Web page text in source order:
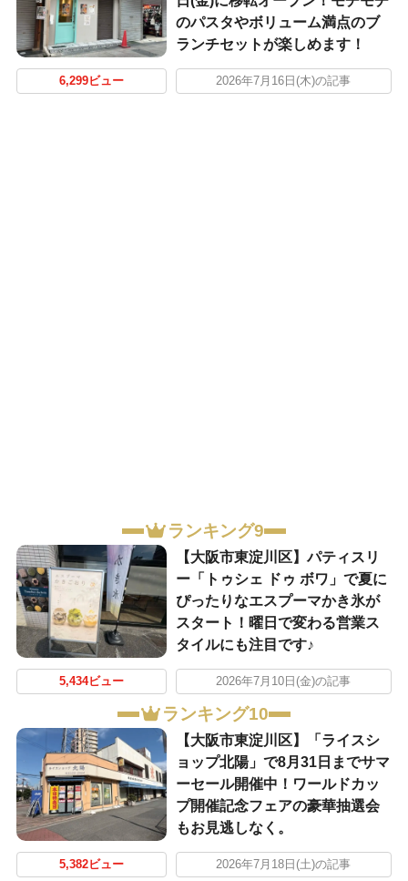
のパスタやボリューム満点のブ
ランチセットが楽しめます！
6,299ビュー 2026年7月16日(木)の記事
ランキング9
【大阪市東淀川区】パティスリ
ー「トゥシェ ドゥ ボワ」で夏に
ぴったりなエスプーマかき氷が
スタート！曜日で変わる営業ス
タイルにも注目です♪
5,434ビュー 2026年7月10日(金)の記事
ランキング10
【大阪市東淀川区】「ライスシ
ョップ北陽」で8月31日までサマ
ーセール開催中！ワールドカッ
プ開催記念フェアの豪華抽選会
もお見逃しなく。
5,382ビュー 2026年7月18日(土)の記事